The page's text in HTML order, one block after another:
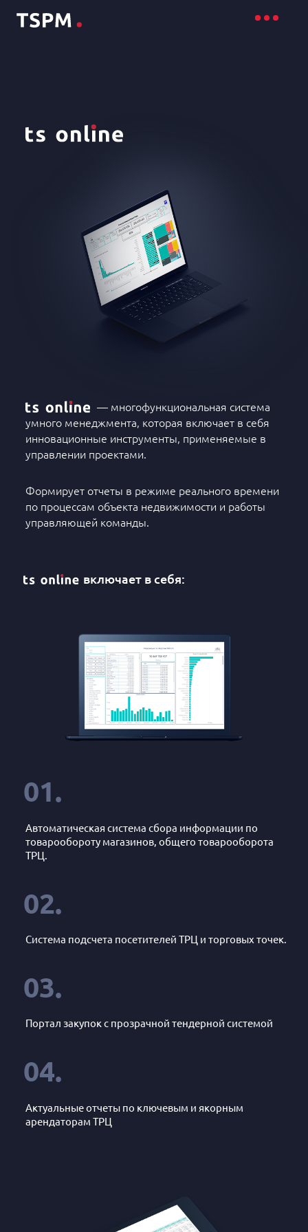
— многофункциональная система
умного менеджмента, которая включает в себя
инновационные инструменты, применяемые в
управлении проектами.
Формирует отчеты в режиме реального времени
по процессам объекта недвижимости и работы
управляющей команды.
включает в себя:
01.
Автоматическая система сбора информации по
товарообороту магазинов, общего товарооборота
ТРЦ.
02.
Система подсчета посетителей ТРЦ и торговых точек.
03.
Портал закупок с прозрачной тендерной системой
04.
Актуальные отчеты по ключевым и якорным
арендаторам ТРЦ